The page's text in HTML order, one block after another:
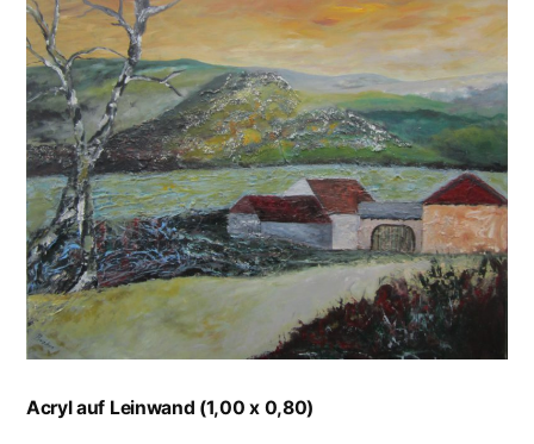
Acryl auf Leinwand (1,00 x 0,80)